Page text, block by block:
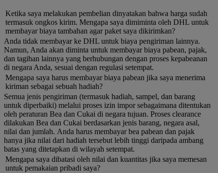
Ketika saya melakukan pembelian dinyatakan bahwa harga sudah
termasuk ongkos kirim. Mengapa saya dimiminta oleh DHL untuk
membayar biaya tambahan agar paket saya dikirimkan?
Anda tidak membayar ke DHL untuk biaya pengiriman lainnya.
Namun, Anda akan diminta untuk membayar biaya pabean, pajak,
dan tagihan lainnya yang berhubungan dengan proses kepabeanan
di negara Anda, sesuai dengan regulasi setempat.
Mengapa saya harus membayar biaya pabean jika saya menerima
kiriman sebagai sebuah hadiah?
Semua jenis pengiriman (termasuk hadiah, sampel, dan barang
untuk diperbaiki) melalui proses izin impor sebagaimana ditentukan
oleh peraturan Bea dan Cukai di negara tujuan. Proses clearance
dilakukan Bea dan Cukai berdasarkan jenis barang, negara asal,
nilai dan jumlah. Anda harus membayar bea pabean dan pajak
hanya jika nilai dari hadiah tersebut lebih tinggi daripada ambang
batas yang ditetapkan di wilayah setempat.
Mengapa saya dibatasi oleh nilai dan kuantitas jika saya memesan
untuk pemakaian pribadi saya?